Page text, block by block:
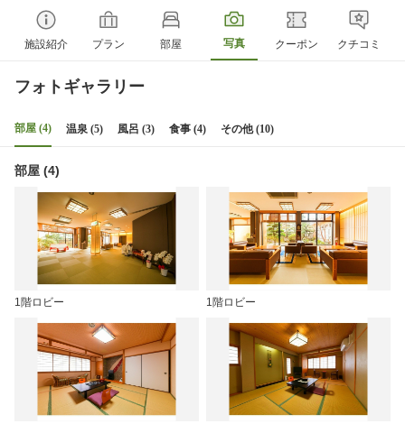
施設紹介 プラン 部屋 写真 クーポン クチコミ
フォトギャラリー
部屋 (4) 温泉 (5) 風呂 (3) 食事 (4) その他 (10)
部屋 (4)
1階ロビー 1階ロビー